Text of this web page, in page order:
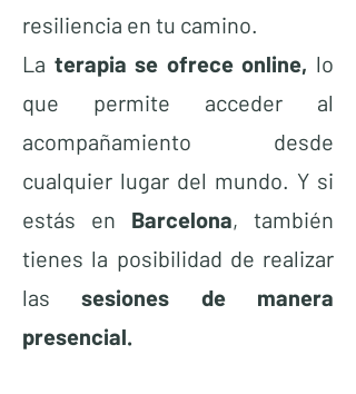
resiliencia en tu camino.
La terapia se ofrece online, lo
que permite acceder al
acompañamiento desde
cualquier lugar del mundo. Y si
estás en Barcelona, también
tienes la posibilidad de realizar
lassesiones de manera
presencial.